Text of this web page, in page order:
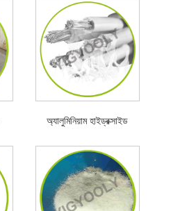
অ্যালুমিনিয়াম হাইড্রক্সাইড